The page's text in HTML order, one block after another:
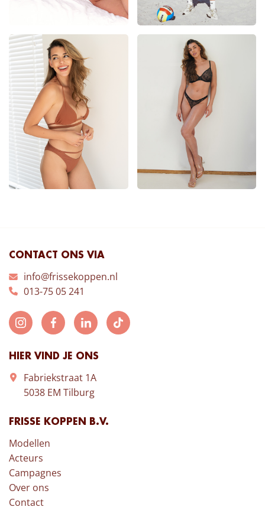
CONTACT ONS VIA
info@frissekoppen.nl
013-75 05 241
HIER VIND JE ONS
Fabriekstraat 1A
5038 EM Tilburg
FRISSE KOPPEN B.V.
Modellen
Acteurs
Campagnes
Over ons
Contact